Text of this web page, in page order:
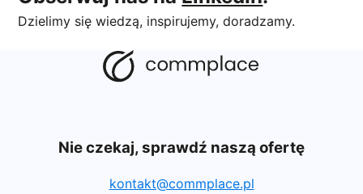
Dzielimy się wiedzą, inspirujemy, doradzamy.
Nie czekaj, sprawdź naszą ofertę
kontakt@commplace.pl